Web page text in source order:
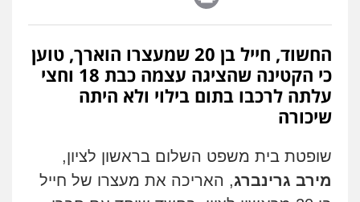
החשוד, חייל בן 20 שמעצרו הוארך, טוען
כי הקטינה שהציגה עצמה כבת 18 וחצי
עלתה לרכבו בתום בילוי ולא היתה
שיכורה
שופטת בית משפט השלום בראשון לציון,
מירב גרינברג, האריכה את מעצרו של חייל